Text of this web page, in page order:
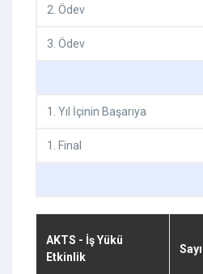
2. Ödev
3. Ödev
1 . Yıl İçinin Başarıya
1 . Final
AKTS - İş Yükü
Etkinlik
Sayı